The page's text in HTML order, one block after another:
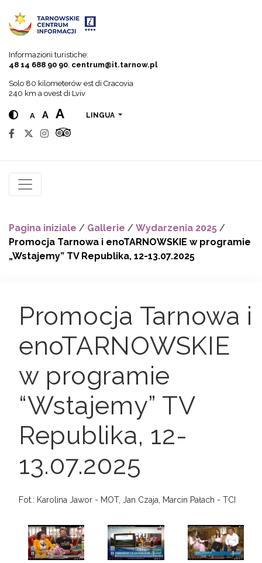
Informazioni turistiche:
48 14 688 90 90 centrum@it.tarnow.pl
Solo 80 kilometerów est di Cracovia
240 km a ovest di Lviv
A A A LINGUA
Pagina iniziale / Gallerie / Wydarzenia 2025 /
Promocja Tarnowa i enoTARNOWSKIE w programie
„Wstajemy” TV Republika, 12-13.07.2025
Promocja Tarnowa i
enoTARNOWSKIE
w programie
“Wstajemy” TV
Republika, 12-
13.07.2025
Fot.: Karolina Jawor - MOT, Jan Czaja, Marcin Pałach - TCI